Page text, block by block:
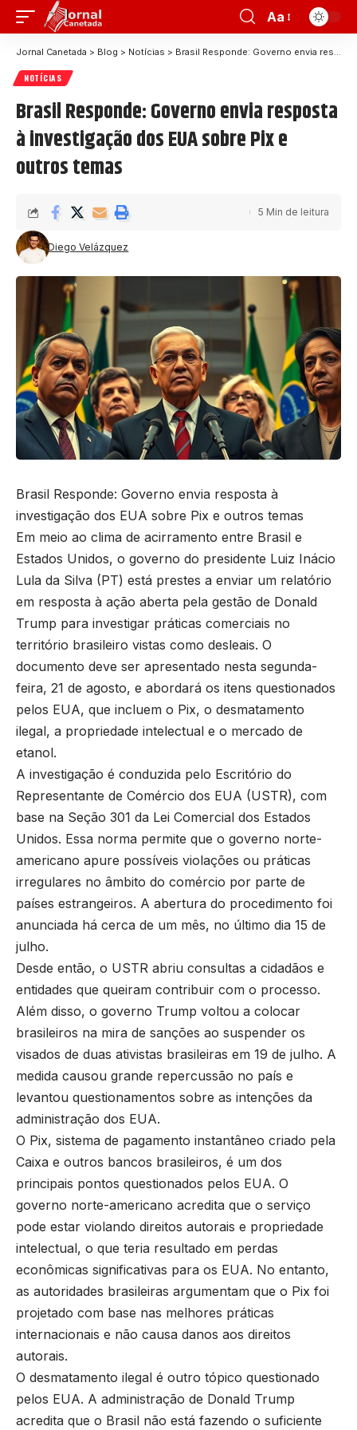
Aa
Jornal Canetada > Blog > Notícias > Brasil Responde: Governo envia resposta à investigação dos EUA sobre Pix e outros temas
NOTÍCIAS
Brasil Responde: Governo envia resposta
à investigação dos EUA sobre Pix e
outros temas
Diego Velázquez
5 Min de leitura
Brasil Responde: Governo envia resposta à
investigação dos EUA sobre Pix e outros temas
Em meio ao clima de acirramento entre Brasil e
Estados Unidos, o governo do presidente Luiz Inácio
Lula da Silva (PT) está prestes a enviar um relatório
em resposta à ação aberta pela gestão de Donald
Trump para investigar práticas comerciais no
território brasileiro vistas como desleais. O
documento deve ser apresentado nesta segunda-
feira, 21 de agosto, e abordará os itens questionados
pelos EUA, que incluem o Pix, o desmatamento
ilegal, a propriedade intelectual e o mercado de
etanol.
A investigação é conduzida pelo Escritório do
Representante de Comércio dos EUA (USTR), com
base na Seção 301 da Lei Comercial dos Estados
Unidos. Essa norma permite que o governo norte-
americano apure possíveis violações ou práticas
irregulares no âmbito do comércio por parte de
países estrangeiros. A abertura do procedimento foi
anunciada há cerca de um mês, no último dia 15 de
julho.
Desde então, o USTR abriu consultas a cidadãos e
entidades que queiram contribuir com o processo.
Além disso, o governo Trump voltou a colocar
brasileiros na mira de sanções ao suspender os
visados de duas ativistas brasileiras em 19 de julho. A
medida causou grande repercussão no país e
levantou questionamentos sobre as intenções da
administração dos EUA.
O Pix, sistema de pagamento instantâneo criado pela
Caixa e outros bancos brasileiros, é um dos
principais pontos questionados pelos EUA. O
governo norte-americano acredita que o serviço
pode estar violando direitos autorais e propriedade
intelectual, o que teria resultado em perdas
econômicas significativas para os EUA. No entanto,
as autoridades brasileiras argumentam que o Pix foi
projetado com base nas melhores práticas
internacionais e não causa danos aos direitos
autorais.
O desmatamento ilegal é outro tópico questionado
pelos EUA. A administração de Donald Trump
acredita que o Brasil não está fazendo o suficiente